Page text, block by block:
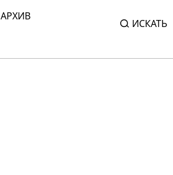
АРХИВ
ИСКАТЬ